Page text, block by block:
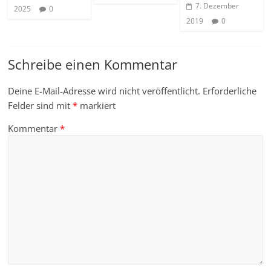
2025
0
7. Dezember
2019
0
Schreibe einen Kommentar
Deine E-Mail-Adresse wird nicht veröffentlicht. Erforderliche
Felder sind mit* markiert
Kommentar*